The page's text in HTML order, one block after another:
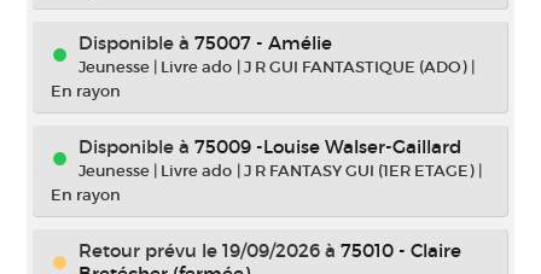
Disponible à 75007 - Amélie
Jeunesse | Livre ado |J R GUI FANTASTIQUE (ADO) |
En rayon
Disponible à 75009 -Louise Walser-Gaillard
Jeunesse | Livre ado |J R FANTASY GUI (1ER ETAGE) |
En rayon
Retour prévu le 19/09/2026 à 75010 - Claire